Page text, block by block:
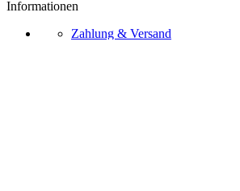
Informationen
Zahlung & Versand